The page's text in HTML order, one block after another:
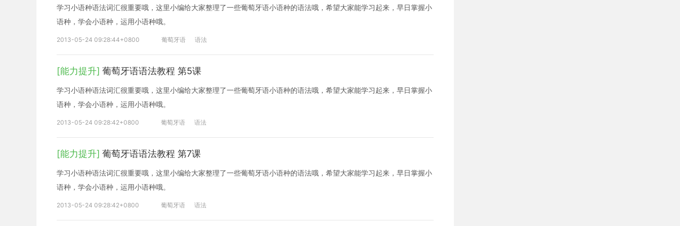
学习小语种语法词汇很重要哦，这里小编给大家整理了一些葡萄牙语小语种的语法哦，希望大家能学习起来，早日掌握小
语种，学会小语种，运用小语种哦。
2013-05-24 09:28:44+0800 葡萄牙语 语法
[能力提升] 葡萄牙语语法教程 第5课
学习小语种语法词汇很重要哦，这里小编给大家整理了一些葡萄牙语小语种的语法哦，希望大家能学习起来，早日掌握小
语种，学会小语种，运用小语种哦。
2013-05-24 09:28:42+0800 葡萄牙语 语法
[能力提升] 葡萄牙语语法教程 第7课
学习小语种语法词汇很重要哦，这里小编给大家整理了一些葡萄牙语小语种的语法哦，希望大家能学习起来，早日掌握小
语种，学会小语种，运用小语种哦。
2013-05-24 09:28:42+0800 葡萄牙语 语法